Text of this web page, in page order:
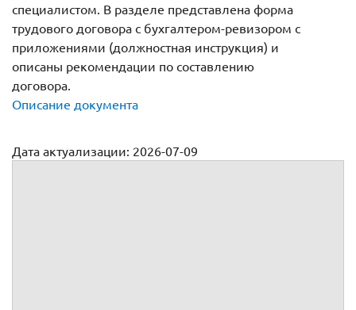
специалистом. В разделе представлена форма
трудового договора с бухгалтером-ревизором с
приложениями (должностная инструкция) и
описаны рекомендации по составлению
договора.
Описание документа
Дата актуализации: 2026-07-09